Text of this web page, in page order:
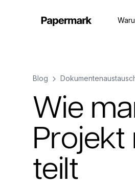
Blog
Wie
teilt